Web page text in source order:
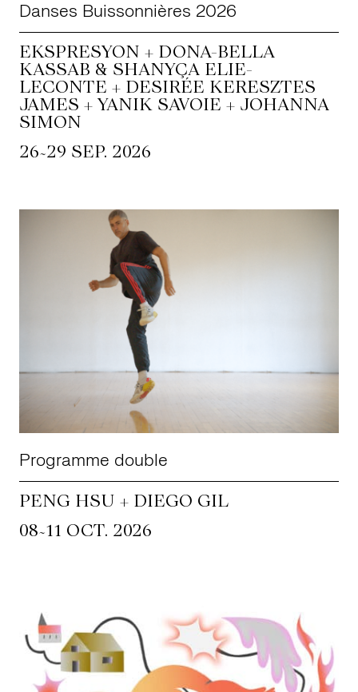
Danses Buissonnières 2026
EKSPRESYON + DONA-BELLA
KASSAB & SHANYÇA ELIE-
LECONTE + DESIRÉE KERESZTES
JAMES + YANIK SAVOIE + JOHANNA
SIMON
26~29 SEP. 2026
Programme double
PENG HSU + DIEGO GIL
08~11 OCT. 2026